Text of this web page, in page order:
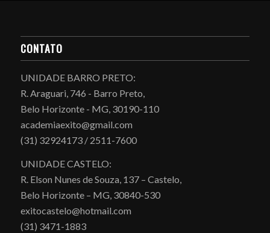
CONTATO
UNIDADE BARRO PRETO:
R. Araguari, 746 - Barro Preto,
Belo Horizonte - MG, 30190-110
academiaexito@gmail.com
(31) 32924173 / 2511-7600
UNIDADE CASTELO:
R. Elson Nunes de Souza, 137 – Castelo,
Belo Horizonte – MG, 30840-530
exitocastelo@hotmail.com
(31) 3471-1883